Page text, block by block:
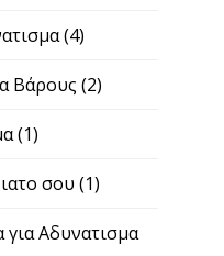
(4)
Βάρους (2)
(1)
σου (1)
Αδυνατισμα